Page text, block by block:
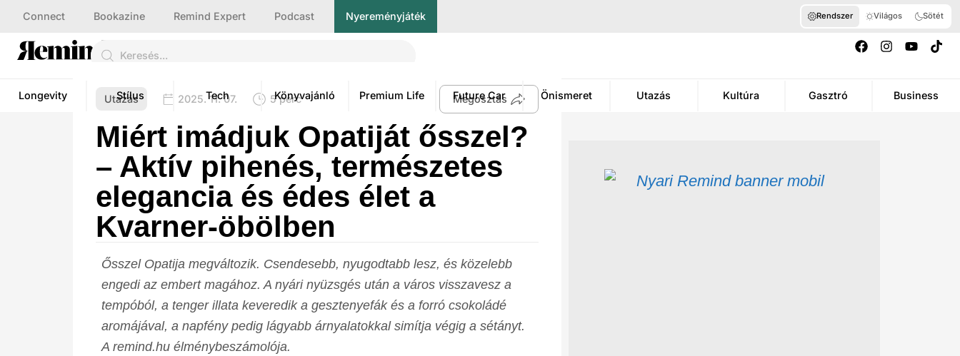
Connect Bookazine Remind Expert Podcast Nyereményjáték Rendszer Világos Sötét
Longevity Stílus Tech Könyvajánló Premium Life Future Car Önismeret Utazás Kultúra Gasztró Business
Utazás 2025. 11. 07. 5 perc Megosztás
Miért imádjuk Opatiját ősszel?
– Aktív pihenés, természetes
elegancia és édes élet a
Kvarner-öbölben
Ősszel Opatija megváltozik. Csendesebb, nyugodtabb lesz, és közelebb
engedi az embert magához. A nyári nyüzsgés után a város visszavesz a
tempóból, a tenger illata keveredik a gesztenyefák és a forró csokoládé
aromájával, a napfény pedig lágyabb árnyalatokkal simítja végig a sétányt.
A remind.hu élménybeszámolója.